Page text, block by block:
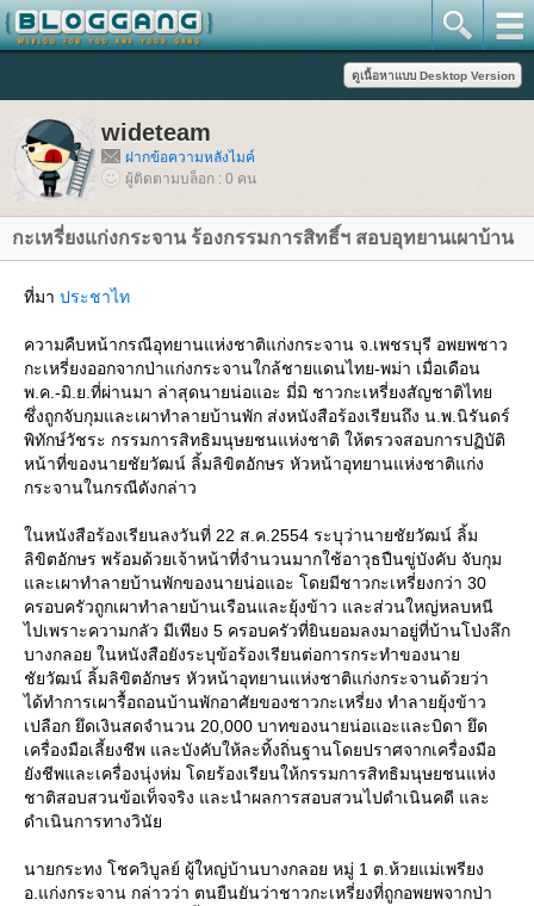
wideteam
ฝากข้อความหลังไมค์
ผู้ติดตามบล็อก : 0 คน
กะเหรี่ยงแก่งกระจาน ร้องกรรมการสิทธิ์ฯ สอบอุทยานเผาบ้าน
ที่มา ประชาไท
ความคืบหน้ากรณีอุทยานแห่งชาติแก่งกระจาน จ.เพชรบุรี อพยพชาว
กะเหรี่ยงออกจากป่าแก่งกระจานใกล้ชายแดนไทย-พม่า เมื่อเดือน
พ.ค.-มิ.ย.ที่ผ่านมา ล่าสุดนายน่อแอะ มี่มิ ชาวกะเหรี่ยงสัญชาติไท
ซึ่งถูกจับกุมและเผาทำลายบ้านพัก ส่งหนังสือร้องเรียนถึง น.พ.นิรันดร์
พิทักษ์วัชระ กรรมการสิทธิมนุษยชนแห่งชาติ ให้ตรวจสอบการปฏิบัติ
หน้าที่ของนายชัยวัฒน์ ลิ้มลิขิตอักษร หัวหน้าอุทยานแห่งชาติแก่ง
กระจานในกรณีดังกล่าว
นหนังสือร้องเรียนลงวันที่ 22 ส.ค.2554 ระบุว่านายชัยวัฒน์ ลิ้ม
ลิขิตอักษร พร้อมด้วยเจ้าหน้าที่จำนวนมากใช้อาวุธปืนขู่บังคับ จับกุม
ละเผาทำลายบ้านพักของนายน่อแอะ โดยมีชาวกะเหรี่ยงกว่า 30
ครอบครัวถูกเผาทำลายบ้านเรือนและยุ้งข้าว และส่วนใหญ่หลบหนี
ไปเพราะความกลัว มีเพียง 5 ครอบครัวที่ยินยอมลงมาอยู่ที่บ้านโป่งลึก
บางกลอย ในหนังสือยังระบุข้อร้องเรียนต่อการกระทำของนา
ชัยวัฒน์ ลิ้มลิขิตอักษร หัวหน้าอุทยานแห่งชาติแก่งกระจานด้วยว่า
ได้ทำการเผารื้อถอนบ้านพักอาศัยของชาวกะเหรี่ยง ทำลายยุ้งข้าว
เปลือก ยึดเงินสดจำนวน 20,000 บาทของนายน่อแอะและบิดา ยึด
เครื่องมือเลี้ยงชีพ และบังคับให้ละทิ้งถิ่นฐานโดยปราศจากเครื่องมือ
ังชีพและเครื่องนุ่งห่ม โดยร้องเรียนให้กรรมการสิทธิมนุษยชนแห่ง
ชาติสอบสวนข้อเท็จจริง และนำผลการสอบสวนไปดำเนินคดี และ
ดำเนินการทางวินั
นายกระทง โชควิบูลย์ ผู้ใหญ่บ้านบางกลอย หมู่ 1 ต.ห้วยแม่เพรียง
อ.แก่งกระจาน กล่าวว่า ตนยืนยันว่าชาวกะเหรี่ยงที่ถูกอพยพจากป่า